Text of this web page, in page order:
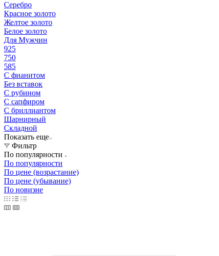
Серебро
Красное золото
Желтое золото
Белое золото
Для Мужчин
925
750
585
С фианитом
Без вставок
С рубином
С сапфиром
С бриллиантом
Шарнирный
Складной
Показать еще
Фильтр
По популярности
По популярности
По цене (возрастание)
По цене (убывание)
По новизне